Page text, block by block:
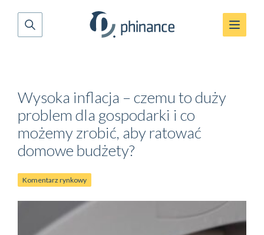
Wysoka inflacja – czemu to duży
problem dla gospodarki i co
możemy zrobić, aby ratować
domowe budżety?
Komentarz rynkowy